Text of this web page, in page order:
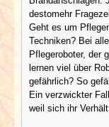
destomehr
Geht es um
Techniken? Bei
Pflegeroboter, der
lernen viel über
gefährlich? So
Ein verzwickter
weil sich ihr